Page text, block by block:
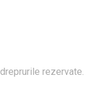
rezervate.